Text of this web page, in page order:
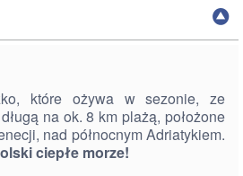
które ożywa w sezonie, ze
na ok. 8 km plażą, położone
nad północnym Adriatykiem.
ciepłe morze!